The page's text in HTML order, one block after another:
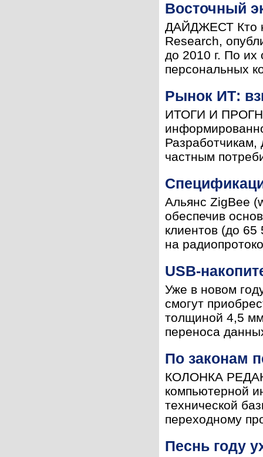
Восточный
ДАЙДЖЕСТ Кто
Research,
до 2010 г. По их
персональных
Рынок ИТ:
ИТОГИ И
частным
Альянс ZigBee
обеспечив
клиентов (до
на
USB-
Уже в новом
смогут
толщиной 4,5
переноса
По законам
КОЛОНКА
компьютерной
технической
переходному
Песнь году